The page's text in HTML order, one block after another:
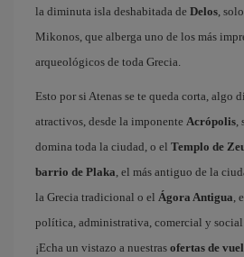
la diminuta isla deshabitada de Delos ,
Mikonos, que alberga uno de los más
arqueológicos de toda Grecia.
Esto por si Atenas se te queda corta, algo
atractivos, desde la imponente Acrópolis
domina toda la ciudad, o el Templo de
barrio de Plaka , el más antiguo de la
la Grecia tradicional o el Ágora Antigua ,
política, administrativa, comercial y social
¡Echa un vistazo a nuestras ofertas de